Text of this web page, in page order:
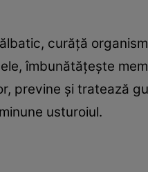
curăţă
îmbunătăţeşte
previne şi tratează
usturoiul.